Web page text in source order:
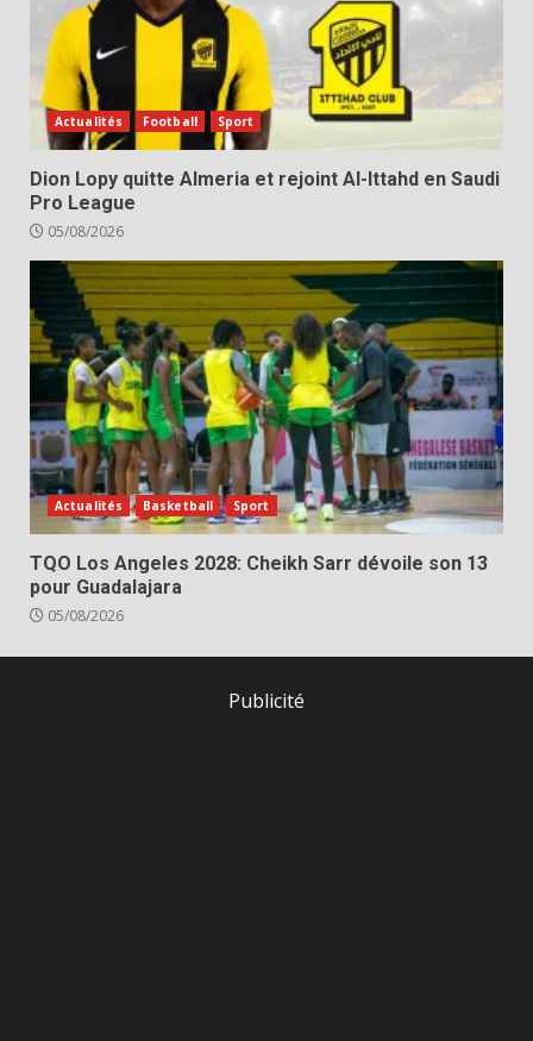
Actualités Football Sport
Dion Lopy quitte Almeria et rejoint Al-Ittahd en Saudi
Pro League
05/08/2026
Actualités Basketball Sport
TQO Los Angeles 2028: Cheikh Sarr dévoile son 13
pour Guadalajara
05/08/2026
Publicité